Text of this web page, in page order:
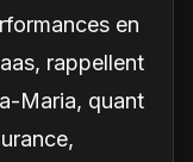
en
rappellent
Maria, quant